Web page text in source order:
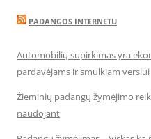
PADANGOS INTERNETU
Automobilių supirkimas yra
pardavėjams ir smulkiam verslui
Žieminių padangų žymėjimo
naudojant